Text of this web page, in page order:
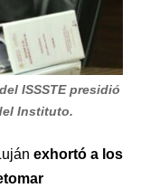
ISSSTE presidió
Instituto.
exhortó a los